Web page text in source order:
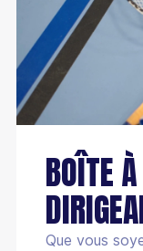
BOÎTE
Que vous